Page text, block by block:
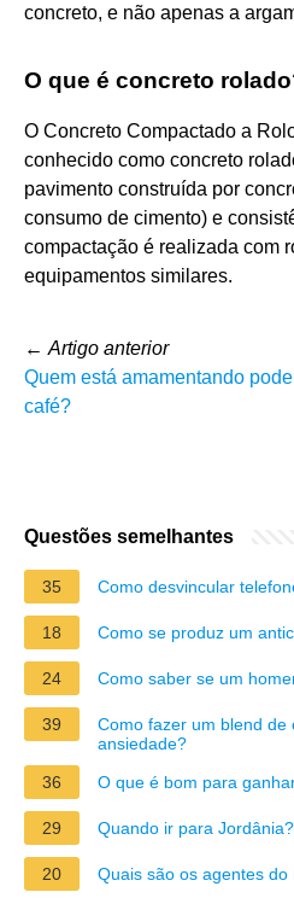
concreto, e não apenas a
O que é concreto
O Concreto Compactado a
conhecido como concreto
pavimento construída por
consumo de cimento) e
compactação é realizada com
equipamentos similares.
← Artigo anterior
Quem está amamentando
café?
Questões semelhantes
35 Como desvincular
18 Como se produz um
24 Como saber se um
39
Como fazer um blend de
ansiedade?
36
O que é bom para
29 Quando ir para Jordânia?
20 Quais são os agentes